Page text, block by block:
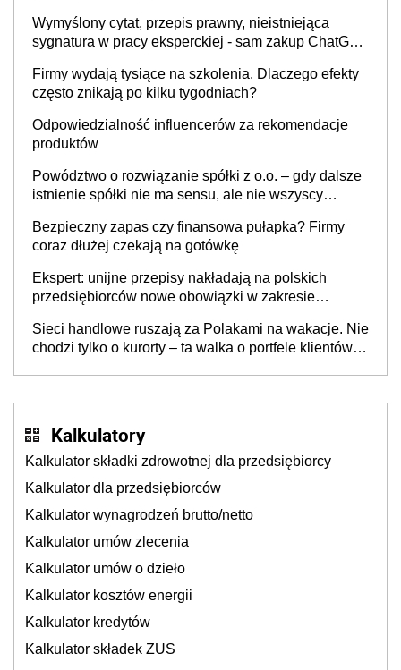
Wymyślony cytat, przepis prawny, nieistniejąca
sygnatura w pracy eksperckiej - sam zakup ChatGPT
Firmy wydają tysiące na szkolenia. Dlaczego efekty
często znikają po kilku tygodniach?
Odpowiedzialność influencerów za rekomendacje
produktów
Powództwo o rozwiązanie spółki z o.o. – gdy dalsze
istnienie spółki nie ma sensu, ale nie wszyscy
Bezpieczny zapas czy finansowa pułapka? Firmy
coraz dłużej czekają na gotówkę
Ekspert: unijne przepisy nakładają na polskich
przedsiębiorców nowe obowiązki w zakresie
Sieci handlowe ruszają za Polakami na wakacje. Nie
chodzi tylko o kurorty – ta walka o portfele klientów
Kalkulatory
Kalkulator składki zdrowotnej dla przedsiębiorcy
Kalkulator dla przedsiębiorców
Kalkulator wynagrodzeń brutto/netto
Kalkulator umów zlecenia
Kalkulator umów o dzieło
Kalkulator kosztów energii
Kalkulator kredytów
Kalkulator składek ZUS